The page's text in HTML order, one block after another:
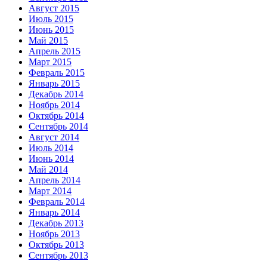
Август 2015
Июль 2015
Июнь 2015
Май 2015
Апрель 2015
Март 2015
Февраль 2015
Январь 2015
Декабрь 2014
Ноябрь 2014
Октябрь 2014
Сентябрь 2014
Август 2014
Июль 2014
Июнь 2014
Май 2014
Апрель 2014
Март 2014
Февраль 2014
Январь 2014
Декабрь 2013
Ноябрь 2013
Октябрь 2013
Сентябрь 2013